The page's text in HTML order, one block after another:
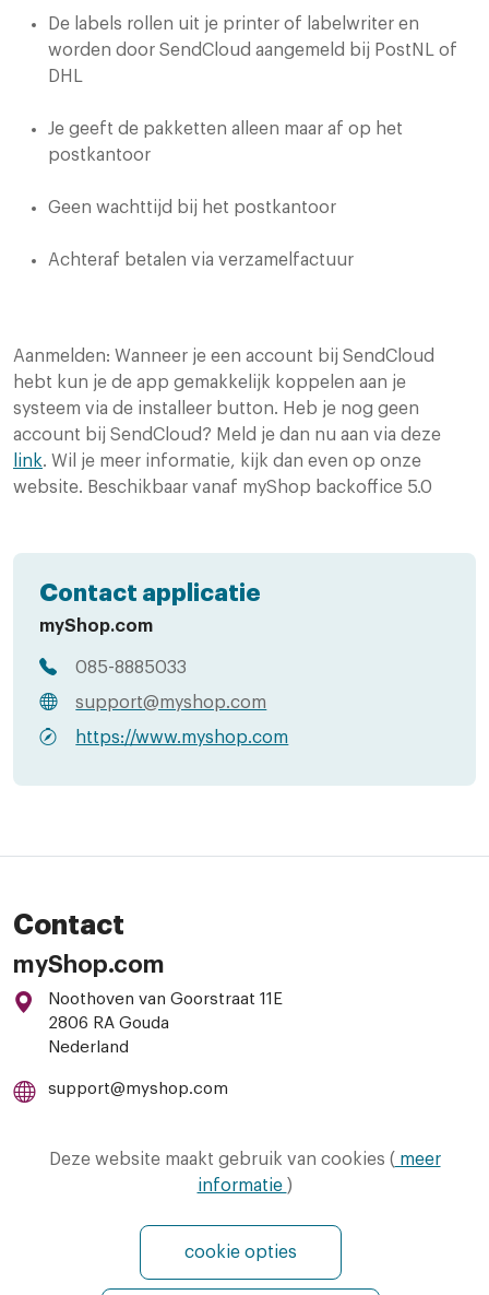
De labels rollen uit je printer of labelwriter en
worden door SendCloud aangemeld bij PostNL of
DHL
Je geeft de pakketten alleen maar af op het
postkantoor
Geen wachttijd bij het postkantoor
Achteraf betalen via verzamelfactuur
Aanmelden: Wanneer je een account bij SendCloud
hebt kun je de app gemakkelijk koppelen aan je
systeem via de installeer button. Heb je nog geen
account bij SendCloud? Meld je dan nu aan via deze
link. Wil je meer informatie, kijk dan even op onze
website. Beschikbaar vanaf myShop backoffice 5.0
Contact applicatie
myShop.com
085-8885033
support@myshop.com
https://www.myshop.com
Contact
myShop.com
Noothoven van Goorstraat 11E
2806 RA Gouda
Nederland
support@myshop.com
Deze website maakt gebruik van cookies ( meer
informatie )
cookie opties